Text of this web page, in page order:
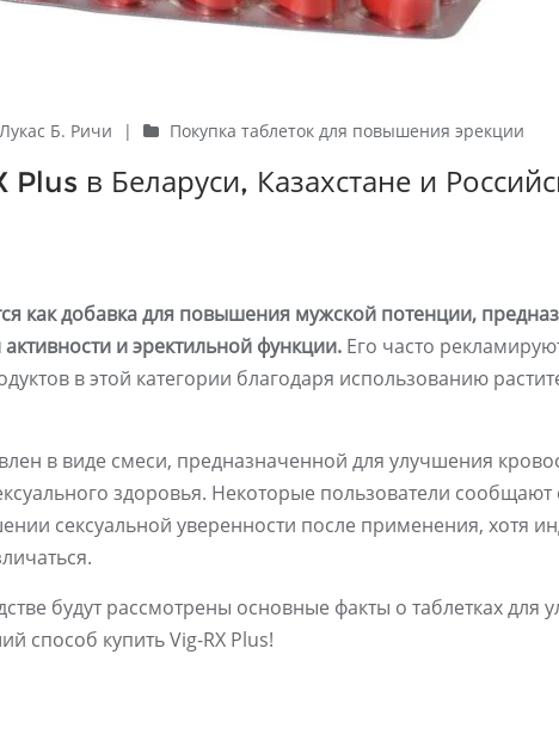
Б. Ричи | Покупка таблеток для повышения эрекции
Plus в Беларуси, Казахстане и
как добавка для повышения мужской потенции,
и эректильной функции. Его часто
в этой категории благодаря использованию
в виде смеси, предназначенной для улучшения
здоровья. Некоторые пользователи
сексуальной уверенности после применения, хотя
будут рассмотрены основные факты о таблетках для
способ купить Vig-RX Plus!